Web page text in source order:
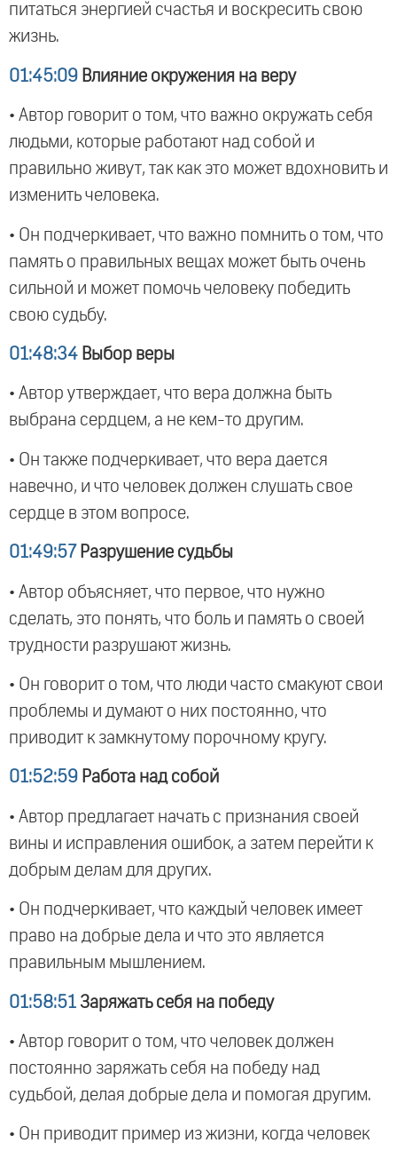
питаться энергией счастья и воскресить свою
жизнь.
01:45:09 Влияние окружения на веру
• Автор говорит о том, что важно окружать себя
людьми, которые работают над собой и
правильно живут, так как это может вдохновить и
изменить человека.
• Он подчеркивает, что важно помнить о том, что
память о правильных вещах может быть очень
сильной и может помочь человеку победить
свою судьбу.
01:48:34 Выбор веры
• Автор утверждает, что вера должна быть
выбрана сердцем, а не кем-то другим.
• Он также подчеркивает, что вера дается
навечно, и что человек должен слушать свое
сердце в этом вопросе.
01:49:57 Разрушение судьбы
• Автор объясняет, что первое, что нужно
сделать, это понять, что боль и память о своей
трудности разрушают жизнь.
• Он говорит о том, что люди часто смакуют свои
проблемы и думают о них постоянно, что
приводит к замкнутому порочному кругу.
01:52:59 Работа над собой
• Автор предлагает начать с признания своей
вины и исправления ошибок, а затем перейти к
добрым делам для других.
• Он подчеркивает, что каждый человек имеет
право на добрые дела и что это является
правильным мышлением.
01:58:51 Заряжать себя на победу
• Автор говорит о том, что человек должен
постоянно заряжать себя на победу над
судьбой, делая добрые дела и помогая другим.
• Он приводит пример из жизни, когда человек